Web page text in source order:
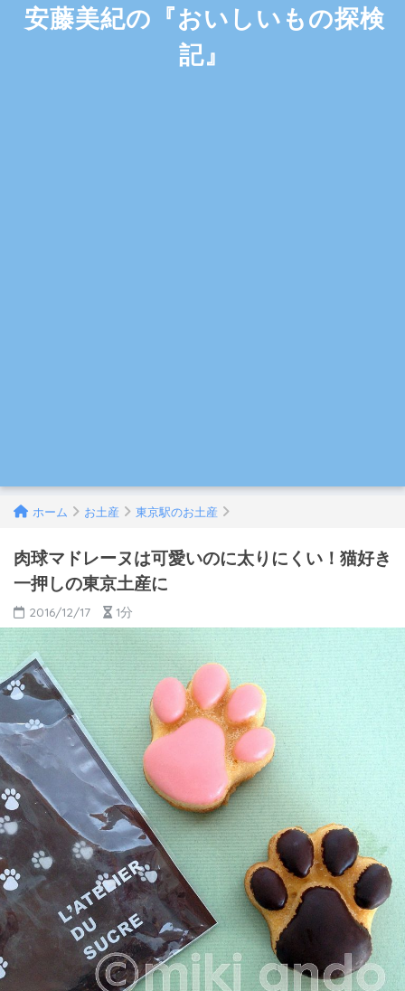
安藤美紀の『おいしいもの探検
記』
ホーム お土産 東京駅のお土産
肉球マドレーヌは可愛いのに太りにくい！猫好き
一押しの東京土産に
2016/12/17 1分